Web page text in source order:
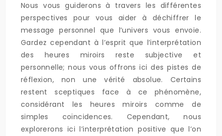
Nous vous guiderons à travers les différentes
perspectives pour vous aider à déchiffrer le
message personnel que l’univers vous envoie.
Gardez cependant à l’esprit que l’interprétation
des heures miroirs reste subjective et
personnelle; nous vous offrons ici des pistes de
réflexion, non une vérité absolue. Certains
restent sceptiques face à ce phénomène,
considérant les heures miroirs comme de
simples coïncidences. Cependant, nous
explorerons ici l’interprétation positive que l’on